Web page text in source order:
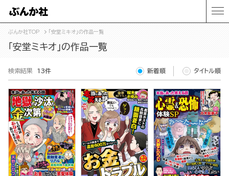
ぶんか社TOP 「安堂ミキオ」の作品一覧
「安堂ミキオ」の作品一覧
検索結果 13件 新着順 タイトル順